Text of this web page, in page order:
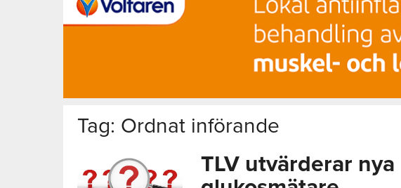
Tag: Ordnat införande
TLV utvärderar nya